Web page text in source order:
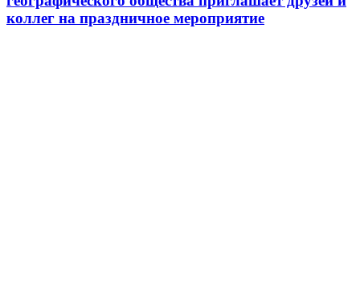
коллег на праздничное мероприятие